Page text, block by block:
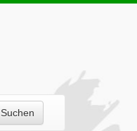
Suchen